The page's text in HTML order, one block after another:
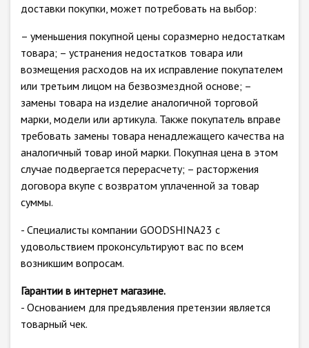
доставки покупки, может потребовать на выбор:
– уменьшения покупной цены соразмерно недостаткам
товара; – устранения недостатков товара или
возмещения расходов на их исправление покупателем
или третьим лицом на безвозмездной основе; –
замены товара на изделие аналогичной торговой
марки, модели или артикула. Также покупатель вправе
требовать замены товара ненадлежащего качества на
аналогичный товар иной марки. Покупная цена в этом
случае подвергается перерасчету; – расторжения
договора вкупе с возвратом уплаченной за товар
суммы.
- Специалисты компании GOODSHINA23 с
удовольствием проконсультируют вас по всем
возникшим вопросам.
Гарантии в интернет магазине.
- Основанием для предъявления претензии является
товарный чек.